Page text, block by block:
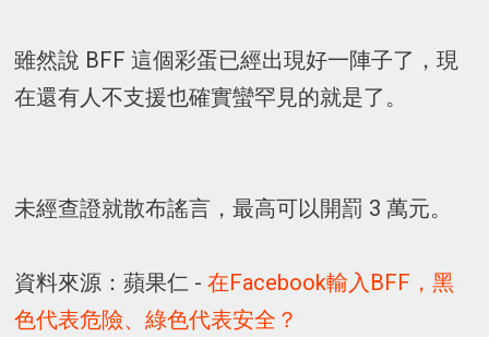
雖然說 BFF 這個彩蛋已經出現好一陣子了，現
在還有人不支援也確實蠻罕見的就是了。
未經查證就散布謠言，最高可以開罰 3 萬元。
資料來源：蘋果仁 -在Facebook輸入BFF，黑
色代表危險、綠色代表安全？